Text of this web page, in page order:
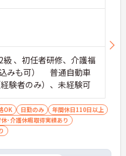
、初任者研修、介護福
普通自動車
験者のみ）、未経験可
OK 日勤のみ
年間休日110日以上
･介護休暇取得実績あり